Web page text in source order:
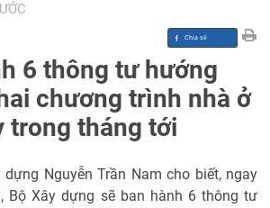
6 thông tư hướng
chương trình nhà ở
trong tháng tới
Nguyễn Trần Nam cho biết, ngay
Bộ Xây dựng sẽ ban hành 6 thông tư